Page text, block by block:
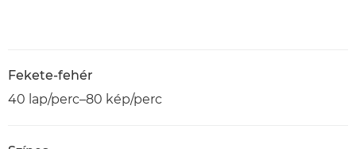
Fekete-fehér
40 lap/perc–80 kép/perc